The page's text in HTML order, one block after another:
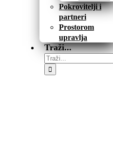
Pokrovitelji i
partneri
Prostorom
upravlja
Traži...